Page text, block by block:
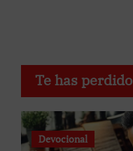
Te has perdido
Devocional